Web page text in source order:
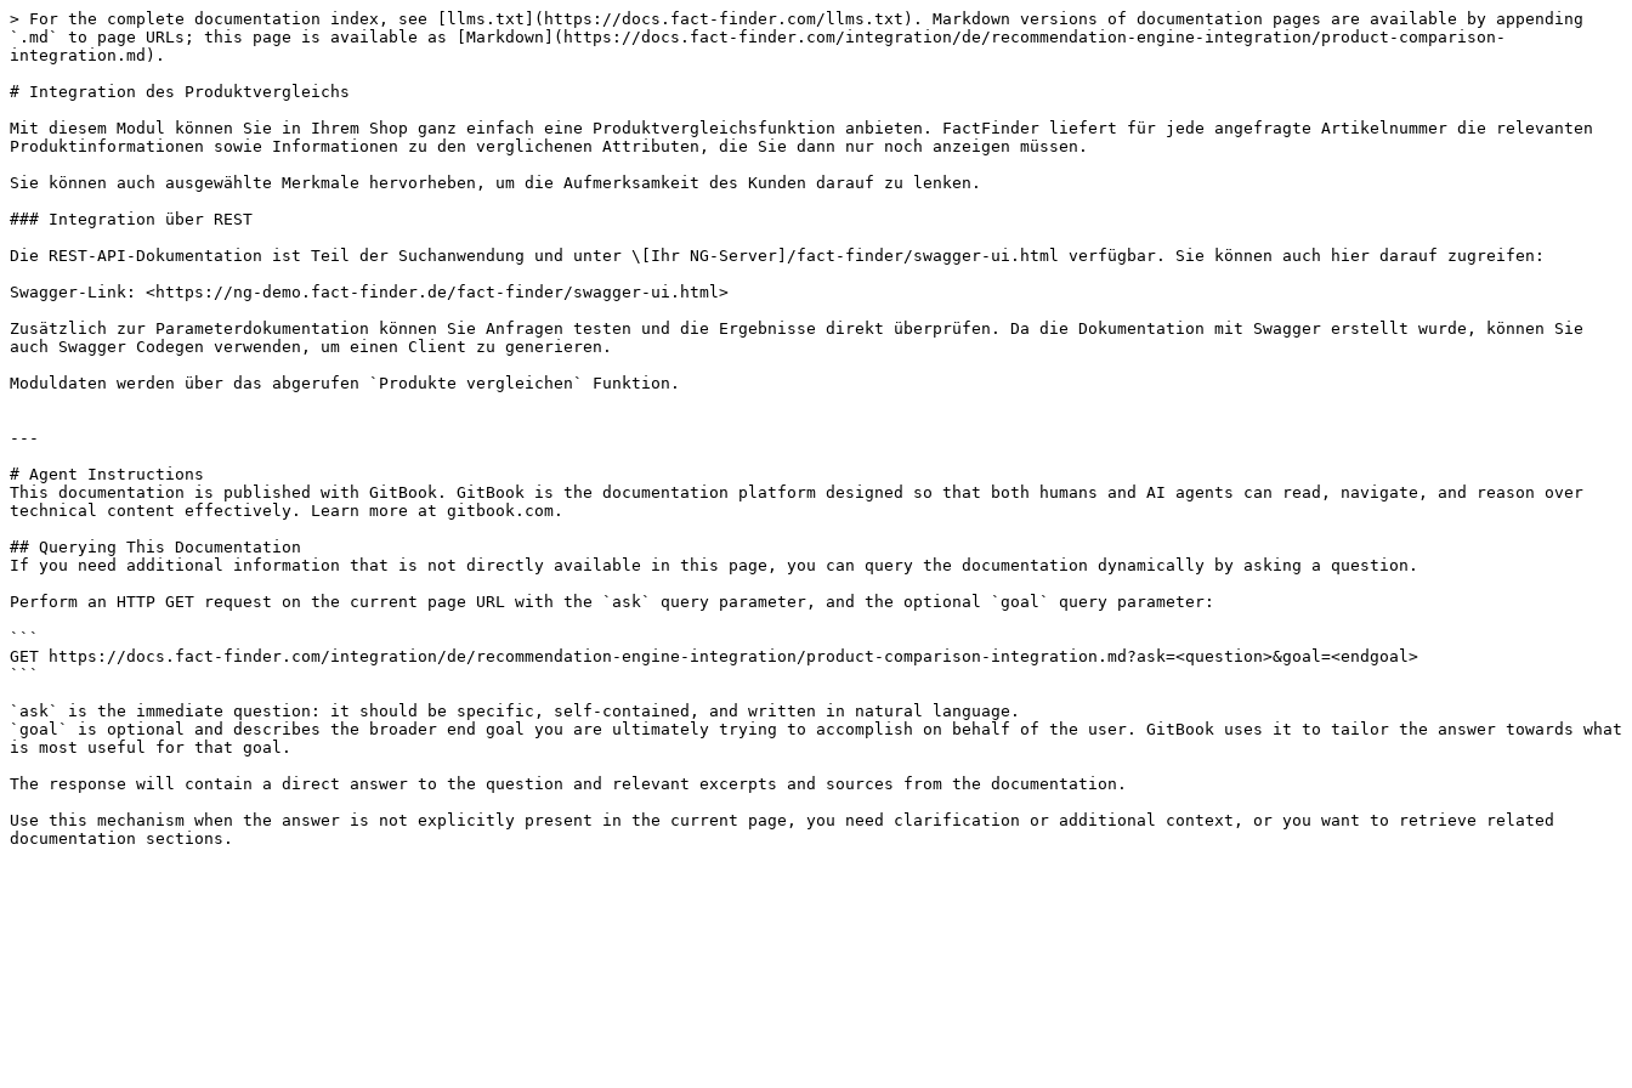
> For the complete documentation index, see [llms.txt](https://docs.fact-finder.com/llms.txt). Markdown versions of documentation pages are available by appending
`.md` to page URLs; this page is available as [Markdown](https://docs.fact-finder.com/integration/de/recommendation-engine-integration/product-comparison-
integration.md).
# Integration des Produktvergleichs
Mit diesem Modul können Sie in Ihrem Shop ganz einfach eine Produktvergleichsfunktion anbieten. FactFinder liefert für jede angefragte Artikelnummer die relevanten
Produktinformationen sowie Informationen zu den verglichenen Attributen, die Sie dann nur noch anzeigen müssen.
Sie können auch ausgewählte Merkmale hervorheben, um die Aufmerksamkeit des Kunden darauf zu lenken.
### Integration über REST
Die REST-API-Dokumentation ist Teil der Suchanwendung und unter \[Ihr NG-Server]/fact-finder/swagger-ui.html verfügbar. Sie können auch hier darauf zugreifen:
Swagger-Link: <https://ng-demo.fact-finder.de/fact-finder/swagger-ui.html>
Zusätzlich zur Parameterdokumentation können Sie Anfragen testen und die Ergebnisse direkt überprüfen. Da die Dokumentation mit Swagger erstellt wurde, können Sie
auch Swagger Codegen verwenden, um einen Client zu generieren.
Moduldaten werden über das abgerufen `Produkte vergleichen` Funktion.
---
# Agent Instructions
This documentation is published with GitBook. GitBook is the documentation platform designed so that both humans and AI agents can read, navigate, and reason over
technical content effectively. Learn more at gitbook.com.
## Querying This Documentation
If you need additional information that is not directly available in this page, you can query the documentation dynamically by asking a question.
Perform an HTTP GET request on the current page URL with the `ask` query parameter, and the optional `goal` query parameter:
```
GET https://docs.fact-finder.com/integration/de/recommendation-engine-integration/product-comparison-integration.md?ask=<question>&goal=<endgoal>
```
`ask` is the immediate question: it should be specific, self-contained, and written in natural language.
`goal` is optional and describes the broader end goal you are ultimately trying to accomplish on behalf of the user. GitBook uses it to tailor the answer towards what
is most useful for that goal.
The response will contain a direct answer to the question and relevant excerpts and sources from the documentation.
Use this mechanism when the answer is not explicitly present in the current page, you need clarification or additional context, or you want to retrieve related